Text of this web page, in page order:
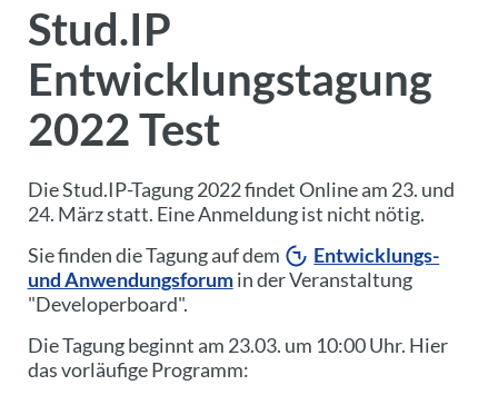
Stud.IP
Entwicklungstagung
2022 Test
Die Stud.IP-Tagung 2022 findet Online am 23. und
24. März statt. Eine Anmeldung ist nicht nötig.
Sie finden die Tagung auf dem
Entwicklungs-
und Anwendungsforumin der Veranstaltung
"Developerboard".
Die Tagung beginnt am 23.03. um 10:00 Uhr. Hier
das vorläufige Programm: